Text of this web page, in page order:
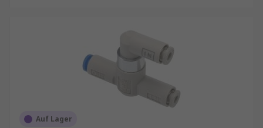
schnellen Schaltzeiten ermöglichen
Pneumatik-Wechselventile eine präzise
Steuerung und Regelung von Luftströmen.
: Pneumatik-Wechselventile
sind in verschiedenen Ausführungen und
Größen erhältlich, sodass sie für eine
Auf Lager